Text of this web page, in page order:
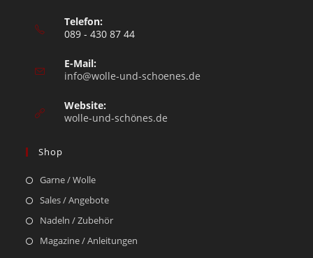
Telefon:
089 - 430 87 44
E-Mail:
info@wolle-und-schoenes.de
Website:
wolle-und-schönes.de
Shop
Garne / Wolle
Sales / Angebote
Nadeln / Zubehör
Magazine / Anleitungen